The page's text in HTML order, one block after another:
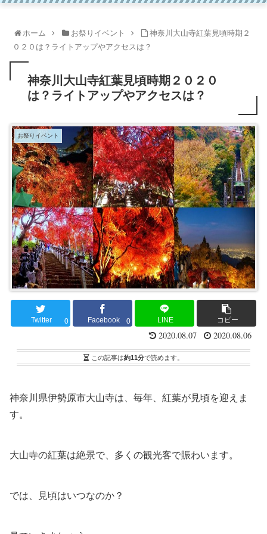
ホーム お祭りイベント
神奈川大山寺紅葉見頃時期２
０２０は？ライトアップやアクセスは？
神奈川大山寺紅葉見頃時期２０２０
は？ライトアップやアクセスは？
お祭りイベント
Twitter 0 Facebook 0 LINE コピー
2020.08.07 2020.08.06
この記事は約11分で読めます。
神奈川県伊勢原市大山寺は、毎年、紅葉が見頃を迎えま
す。
大山寺の紅葉は絶景で、多くの観光客で賑わいます。
では、見頃はいつなのか？